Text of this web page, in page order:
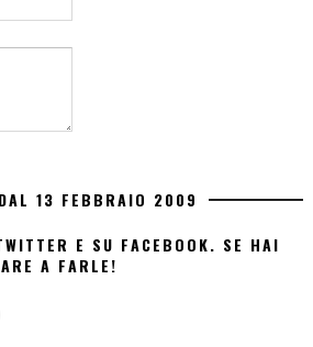
13 FEBBRAIO 2009
E SU FACEBOOK. SE HAI
A FARLE!